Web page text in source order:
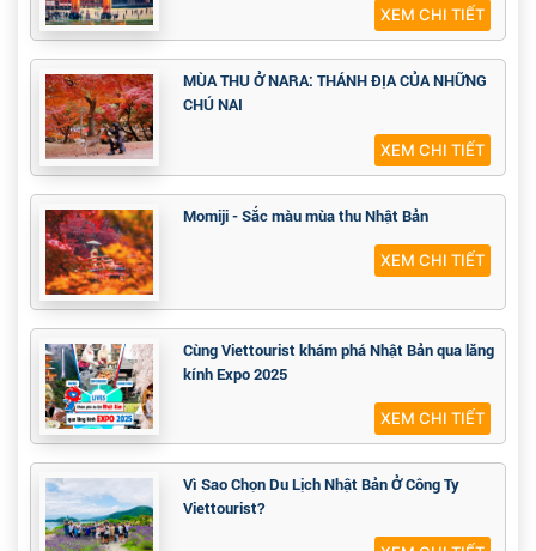
XEM CHI TIẾT
MÙA THU Ở NARA: THÁNH ĐỊA CỦA NHỮNG
CHÚ NAI
XEM CHI TIẾT
Momiji - Sắc màu mùa thu Nhật Bản
XEM CHI TIẾT
Cùng Viettourist khám phá Nhật Bản qua lăng
kính Expo 2025
XEM CHI TIẾT
Vì Sao Chọn Du Lịch Nhật Bản Ở Công Ty
Viettourist?